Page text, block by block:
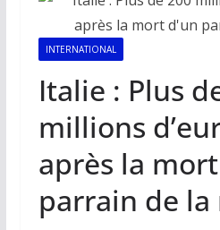
INTERNATIONAL
Italie : Plus
millions
après la mort
parrain de la